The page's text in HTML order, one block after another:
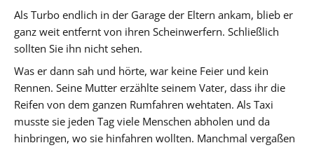
Als Turbo endlich in der Garage der Eltern ankam, blieb er
ganz weit entfernt von ihren Scheinwerfern. Schließlich
sollten Sie ihn nicht sehen.
Was er dann sah und hörte, war keine Feier und kein
Rennen. Seine Mutter erzählte seinem Vater, dass ihr die
Reifen von dem ganzen Rumfahren wehtaten. Als Taxi
musste sie jeden Tag viele Menschen abholen und da
hinbringen, wo sie hinfahren wollten. Manchmal vergaßen